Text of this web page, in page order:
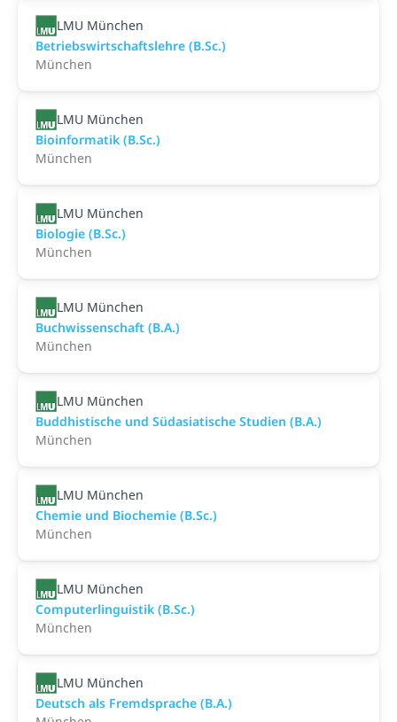
LMU München
Betriebswirtschaftslehre (B.Sc.)
München
LMU München
Bioinformatik (B.Sc.)
München
LMU München
Biologie (B.Sc.)
München
LMU München
Buchwissenschaft (B.A.)
München
LMU München
Buddhistische und Südasiatische Studien (B.A.)
München
LMU München
Chemie und Biochemie (B.Sc.)
München
LMU München
Computerlinguistik (B.Sc.)
München
LMU München
Deutsch als Fremdsprache (B.A.)